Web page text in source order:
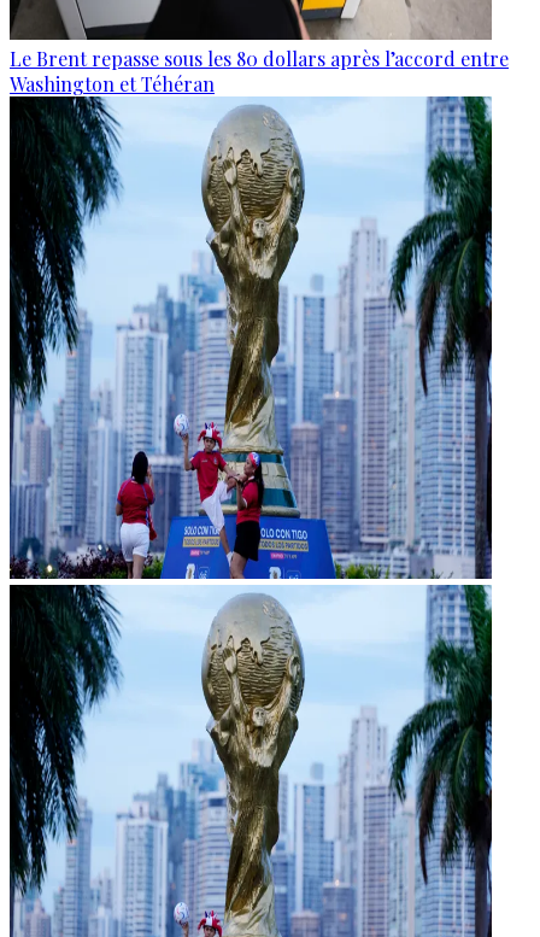
Le Brent repasse sous les 80 dollars après l’accord entre
Washington et Téhéran